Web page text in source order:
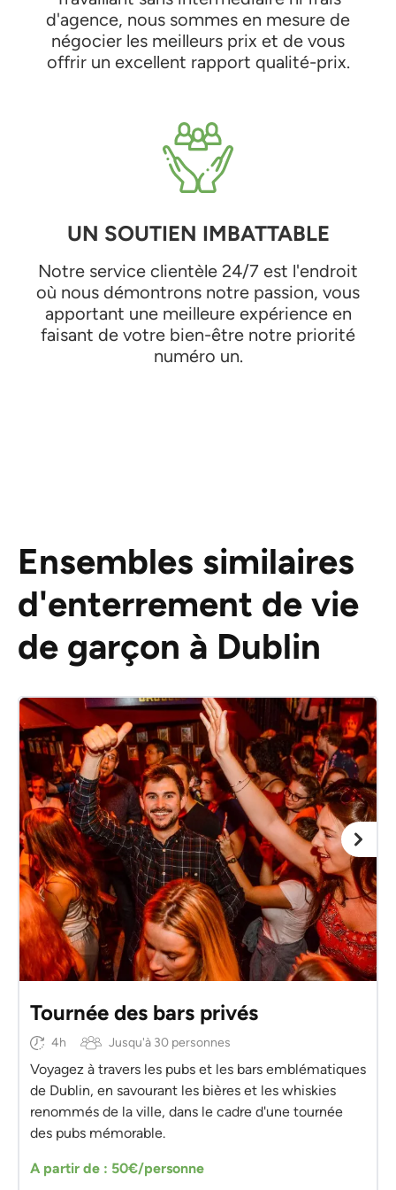
d'agence, nous sommes en mesure de
négocier les meilleurs prix et de vous
offrir un excellent rapport qualité-prix.
UN SOUTIEN IMBATTABLE
Notre service clientèle 24/7 est l'endroit
où nous démontrons notre passion, vous
apportant une meilleure expérience en
faisant de votre bien-être notre priorité
numéro un.
Ensembles similaires
d'enterrement de vie
de garçon à Dublin
Tournée des bars privés
4h Jusqu'à 30 personnes
Voyagez à travers les pubs et les bars emblématiques
de Dublin, en savourant les bières et les whiskies
renommés de la ville, dans le cadre d'une tournée
des pubs mémorable.
A partir de : 50€/personne